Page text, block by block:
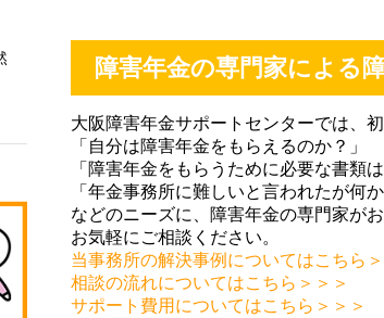
たが、障害年金
類や手続きの流
に説明してもら
心して、また、
的に時間の都合
いにくい時も、
には大変感謝し
す。ありがとう
いました。
障害年金の専門家による
大阪障害年金サポートセンターでは、
「自分は障害年金をもらえるのか？」
「障害年金をもらうために必要な書類は
「年金事務所に難しいと言われたが何
などのニーズに、障害年金の専門家がお
お気軽にご相談ください。
当事務所の解決事例についてはこちら＞
相談の流れについてはこちら＞＞＞
サポート費用についてはこちら＞＞＞